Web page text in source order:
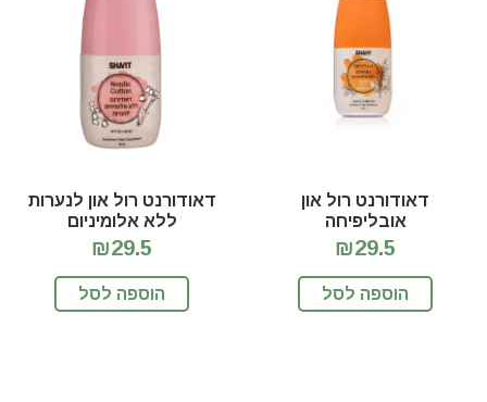
דאודורנט רול און
אובליפיחה
₪29.5
הוספה לסל
דאודורנט רול און לנערות
ללא אלומיניום
₪29.5
הוספה לסל